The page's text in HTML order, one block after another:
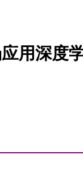
用深度